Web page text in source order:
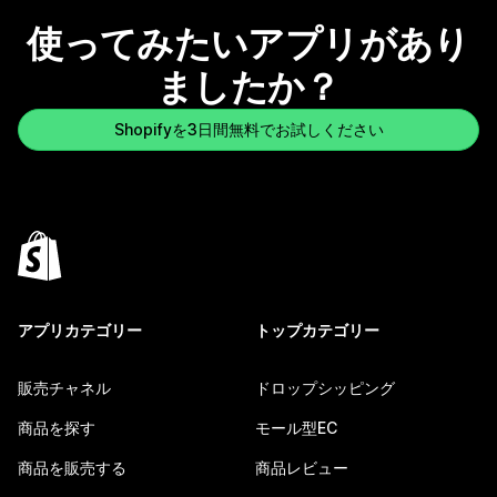
使ってみたいアプリがあり
ましたか？
Shopifyを3日間無料でお試しください
アプリカテゴリー
販売チャネル
商品を探す
商品を販売する
トップカテゴリー
ドロップシッピング
モール型EC
商品レビュー